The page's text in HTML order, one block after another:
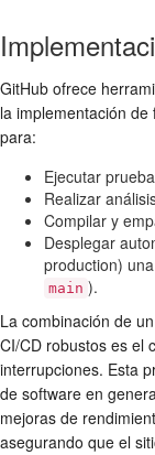
GitHub ofrece
la implementación
para:
Ejecutar
Realizar
Compilar y
Desplegar
production)
main ).
La combinación de un
CI/CD robustos es el
interrupciones. Esta
de software en
mejoras de
asegurando que el